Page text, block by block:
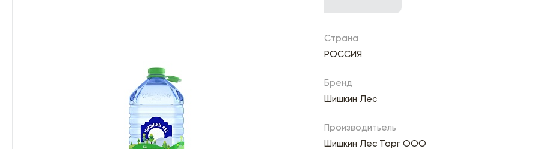
Страна
РОССИЯ
Бренд
Шишкин Лес
Производитьель
Шишкин Лес Торг ООО